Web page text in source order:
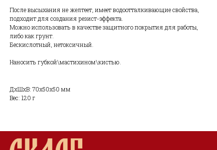
После высыхания не желтеет, имеет водоотталкивающие свойства,
подходит для создания резист-эффекта.
Можно использовать в качестве защитного покрытия для работы,
либо как грунт.
Бескислотный, нетоксичный.
Наносить губкой\мастихином\кистью.
ДxШxВ: 70x50x50 мм
Вес: 120 г